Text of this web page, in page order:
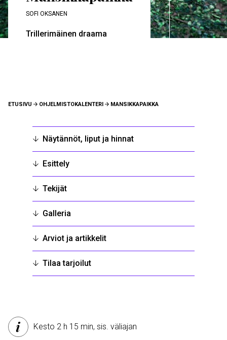
SOFI OKSANEN
Trillerimäinen draama
MURUPOLKU
ETUSIVU OHJELMISTOKALENTERI MANSIKKAPAIKKA
Näytännöt, liput ja hinnat
Esittely
Tekijät
Galleria
Arviot ja artikkelit
Tilaa tarjoilut
Kesto 2 h 15 min, sis. väliajan